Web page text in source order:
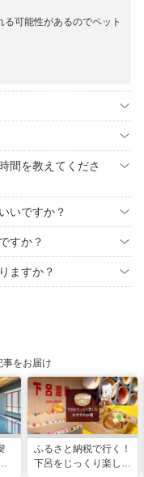
可能性があるのでペット
間を教えてくださ
いですか？
すか？
ますか？
事をお届け
ふるさと納税で行く！
下呂をじっくり楽しむ